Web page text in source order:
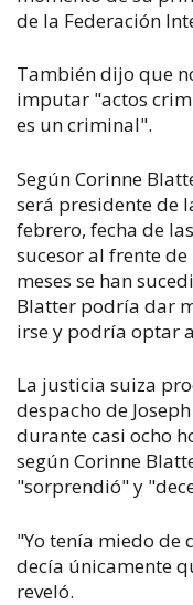
de la Federación
También dijo que
imputar "actos
es un criminal".
Según Corinne
será presidente de
febrero, fecha de
sucesor al frente
meses se han
Blatter podría dar
irse y podría optar
La justicia suiza
despacho de
durante casi ocho
según Corinne
"sorprendió" y
"Yo tenía miedo de
decía únicamente
reveló.